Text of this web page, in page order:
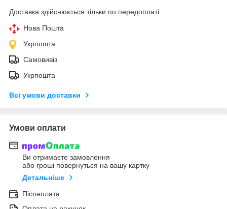
Доставка здійснюється тільки по передоплаті.
Нова Пошта
Укрпошта
Самовивіз
Укрпошта
Всі умови доставки
Умови оплати
Ви отримаєте замовлення
або гроші повернуться на вашу картку
Детальніше
Післяплата